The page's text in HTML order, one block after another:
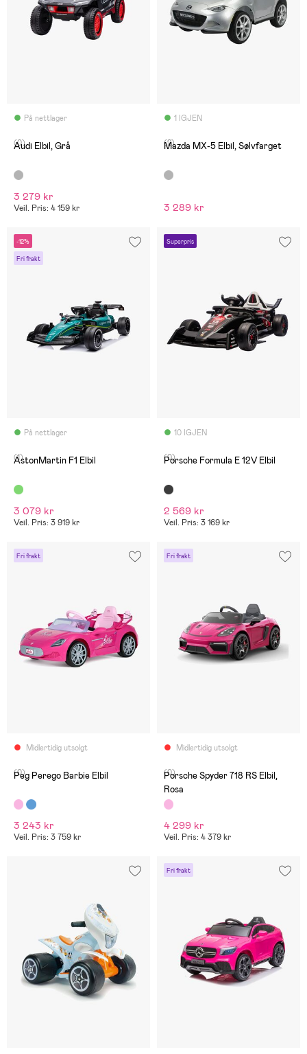
På nettlager
(0)
Audi Elbil, Grå
3 279 kr
Veil. Pris: 4 159 kr
1 IGJEN
(2)
Mazda MX-5 Elbil, Sølvfarget
3 289 kr
-12%
Fri frakt
På nettlager
(1)
AstonMartin F1 Elbil
3 079 kr
Veil. Pris: 3 919 kr
Superpris
10 IGJEN
(0)
Porsche Formula E 12V Elbil
2 569 kr
Veil. Pris: 3 169 kr
Fri frakt
Midlertidig utsolgt
(0)
Peg Perego Barbie Elbil
3 243 kr
Veil. Pris: 3 759 kr
Fri frakt
Midlertidig utsolgt
(0)
Porsche Spyder 718 RS Elbil,
Rosa
4 299 kr
Veil. Pris: 4 379 kr
Fri frakt